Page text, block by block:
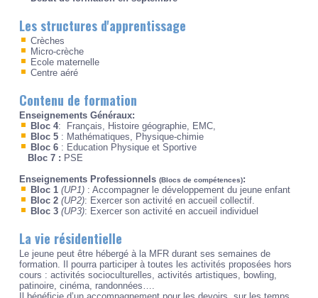
Les structures d'apprentissage
Crèches
Micro-crèche
Ecole maternelle
Centre aéré
Contenu de formation
Enseignements Généraux:
Bloc 4: Français, Histoire géographie, EMC,
Bloc 5 : Mathématiques, Physique-chimie
Bloc 6 : Education Physique et Sportive
Bloc 7 : PSE
Enseignements Professionnels (Blocs de compétences):
Bloc 1 (UP1) : Accompagner le développement du jeune enfant
Bloc 2 (UP2): Exercer son activité en accueil collectif.
Bloc 3 (UP3): Exercer son activité en accueil individuel
La vie résidentielle
Le jeune peut être hébergé à la MFR durant ses semaines de
formation. Il pourra participer à toutes les activités proposées hors
cours : activités socioculturelles, activités artistiques, bowling,
patinoire, cinéma, randonnées….